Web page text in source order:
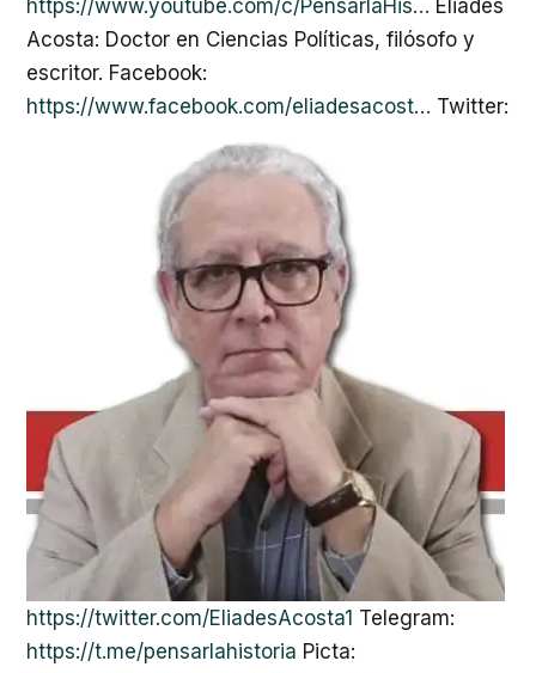
https://www.youtube.com/c/PensarlaHis… Eliades
Acosta: Doctor en Ciencias Políticas, filósofo y
escritor. Facebook:
https://www.facebook.com/eliadesacost… Twitter:
https://twitter.com/EliadesAcosta1 Telegram:
https://t.me/pensarlahistoria Picta: